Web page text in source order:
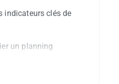
indicateurs clés de
un planning